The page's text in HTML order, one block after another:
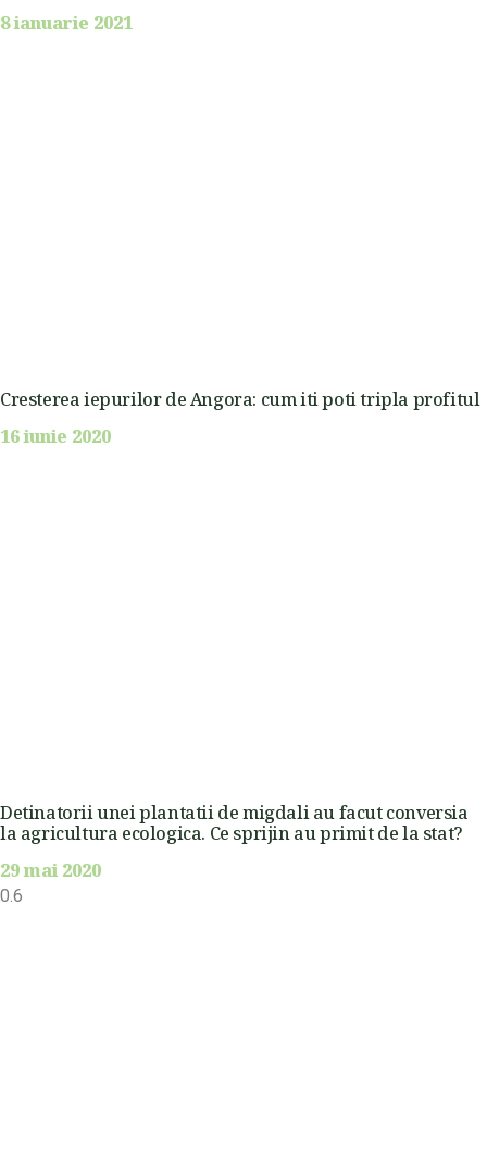
8 ianuarie 2021
Cresterea iepurilor de Angora: cum iti poti tripla profitul
16 iunie 2020
Detinatorii unei plantatii de migdali au facut conversia
la agricultura ecologica. Ce sprijin au primit de la stat?
29 mai 2020